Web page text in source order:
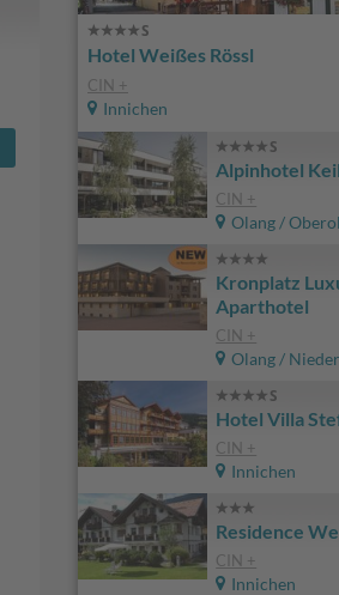
Hotel Weißes Rössl
CIN +
Innichen
Alpinhotel Keil
CIN +
Olang /
Kronplatz
Aparthotel
CIN +
Olang /
Hotel Villa
CIN +
Innichen
Residence
CIN +
Innichen